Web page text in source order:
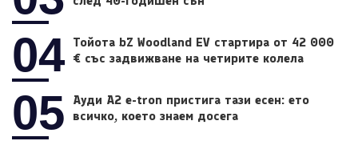
04 Тойота bZ Woodland EV стартира от 42 000
€ със задвижване на четирите колела
05
Ауди A2 e-tron пристига тази есен: ето
всичко, което знаем досега